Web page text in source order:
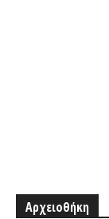
Αρχειοθήκη